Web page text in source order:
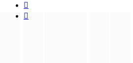

